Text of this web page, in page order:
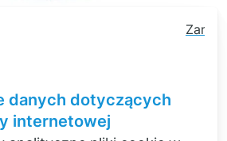
danych dotyczących
internetowej